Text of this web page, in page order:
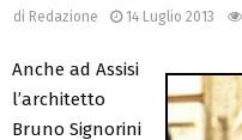
di Redazione 14 Luglio 2013
Anche ad Assisi
l’architetto
Bruno Signorini